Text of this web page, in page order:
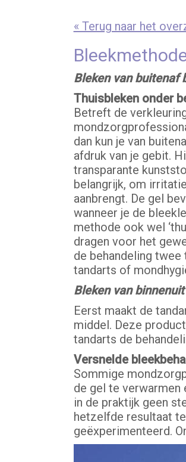
« Terug naar het
Bleken van buitenaf
Thuisbleken onder
Betreft de
dan kun je van
afdruk van je gebit.
transparante
belangrijk, om
aanbrengt. De gel
wanneer je de
methode ook wel
dragen voor het
de behandeling
tandarts of
Bleken van binnenuit
Eerst maakt de
middel. Deze
tandarts de
Versnelde
Sommige
de gel te
in de praktijk geen
hetzelfde resultaat
geëxperimenteerd.